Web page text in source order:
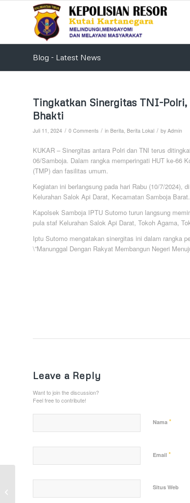
Blog - Latest News
Tingkatkan Sinergitas TNI-Polri,
Bhakti
Juli 11, 2024 / 0 Comments / in Berita, Berita Lokal / by Admin
KUKAR – Sinergitas antara Polri dan TNI terus
06/Samboja. Dalam rangka memperingati HUT ke-66
(TMP) dan fasilitas umum.
Kegiatan ini berlangsung pada hari Rabu (10/7/2024),
Kelurahan Salok Api Darat, Kecamatan Samboja Barat.
Kapolsek Samboja IPTU Sutomo turun langsung
pula staf Kelurahan Salok Api Darat, Tokoh Agama,
Iptu Sutomo mengatakan sinergitas ini dalam rangka
\”Manunggal Dengan Rakyat Membangun Negeri
Leave a Reply
Want to join the discussion?
Feel free to contribute!
Nama *
Email *
Situs Web
Polsek Sebulu Terus Gencar Lakukan